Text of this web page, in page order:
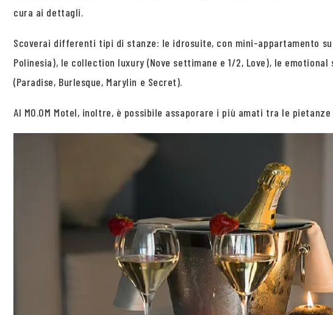
cura ai dettagli.
Scoverai differenti tipi di stanze: le idrosuite, con mini-appartamento
Polinesia), le collection luxury (Nove settimane e 1/2, Love), le
(Paradise, Burlesque, Marylin e Secret).
Al MO.OM Motel, inoltre, è possibile assaporare i più amati tra le